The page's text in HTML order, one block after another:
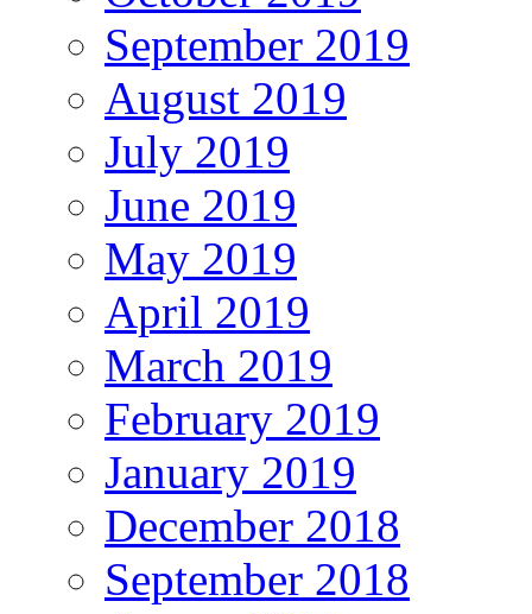
September 2019
August 2019
July 2019
June 2019
May 2019
April 2019
March 2019
February 2019
January 2019
December 2018
September 2018